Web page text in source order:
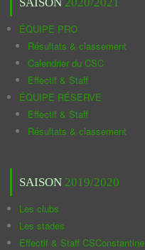
ÉQUIPE PRO
Résultats & classement
Calendrier du CSC
Effectif & Staff
ÉQUIPE RÉSERVE
Effectif & Staff
Résultats & classement
SAISON 2019/2020
Les clubs
Les stades
Effectif & Staff CSConstantine